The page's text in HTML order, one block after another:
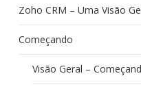
Zoho CRM – Uma Visão
Começando
Visão Geral –